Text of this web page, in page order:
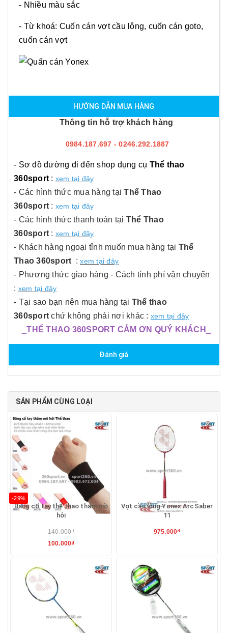
- Nhiều màu sắc
- Từ khoá: Cuốn cán vợt cầu lông, cuốn cán goto,
cuốn cán vợt
HƯỚNG DẪN MUA HÀNG
Thông tin hỗ trợ khách hàng
0984.187.697 - 0246.292.1887
- Sơ đồ đường đi đến shop dụng cụ Thể thao
360sport : xem tại đây
- Các hình thức mua hàng tạiThể Thao
360sport : xem tại đây
- Các hình thức thanh toán tại Thể Thao
360sport : xem tại đây
- Khách hàng ngoại tỉnh muốn mua hàng tại Thể
Thao 360sport :xem tại đây
- Phương thức giao hàng - Cách tính phí vận chuyển
: xem tại đây
- Tại sao bạn nên mua hàng tại Thể thao
360sport chứ không phải nơi khác : xem tại đây
_THỂ THAO 360SPORT CẢM ƠN QUÝ KHÁCH
Đánh giá
SẢN PHẨM CÙNG LOẠI
-29%
Băng cổ tay thể thao thấm mồ
hôi
140.000₫
100.000₫
Vợt cầu lông Yonex ArcSaber
11
975.000₫